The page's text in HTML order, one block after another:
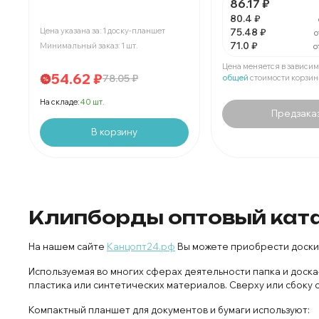
Цена указана за: 1 доску-планшет
Минимальный заказ: 1 шт.
54.62 ₽78.05 ₽
На складе:40 шт.
В корзину
За 1 доску-планшет:
Мин. 160 шт:
86.17 ₽
80.4 ₽
75.48 ₽
71.0 ₽
Цена меняется в
общей стоимости
Клипборды оптовый
На нашем сайте Канцопт24.рф Вы можете приобрести
Используемая во многих сферах деятельности папка и
пластика или синтетических материалов. Сверху или
Компактный планшет для документов и бумаги используют: